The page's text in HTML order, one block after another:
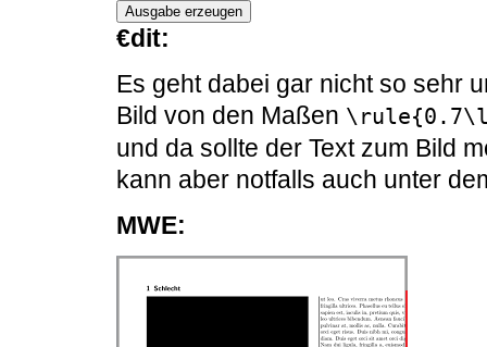
Ausgabe erzeugen
€dit:
Es geht dabei gar nicht so sehr
Bild von den Maßen
und da sollte der Text zum Bild
kann aber notfalls auch unter
MWE: